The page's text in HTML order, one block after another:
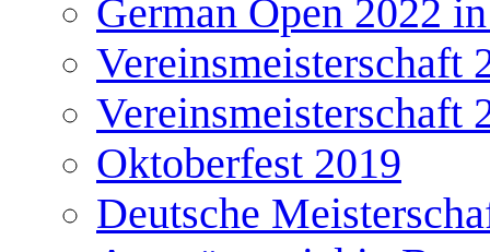
German Open 2022
Vereinsmeisterschaft
Vereinsmeisterschaft
Oktoberfest 2019
Deutsche